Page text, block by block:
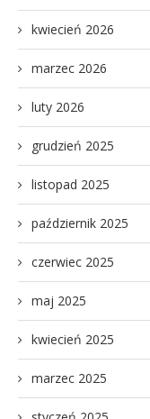
kwiecień 2026
marzec 2026
luty 2026
grudzień 2025
listopad 2025
październik 2025
czerwiec 2025
maj 2025
kwiecień 2025
marzec 2025